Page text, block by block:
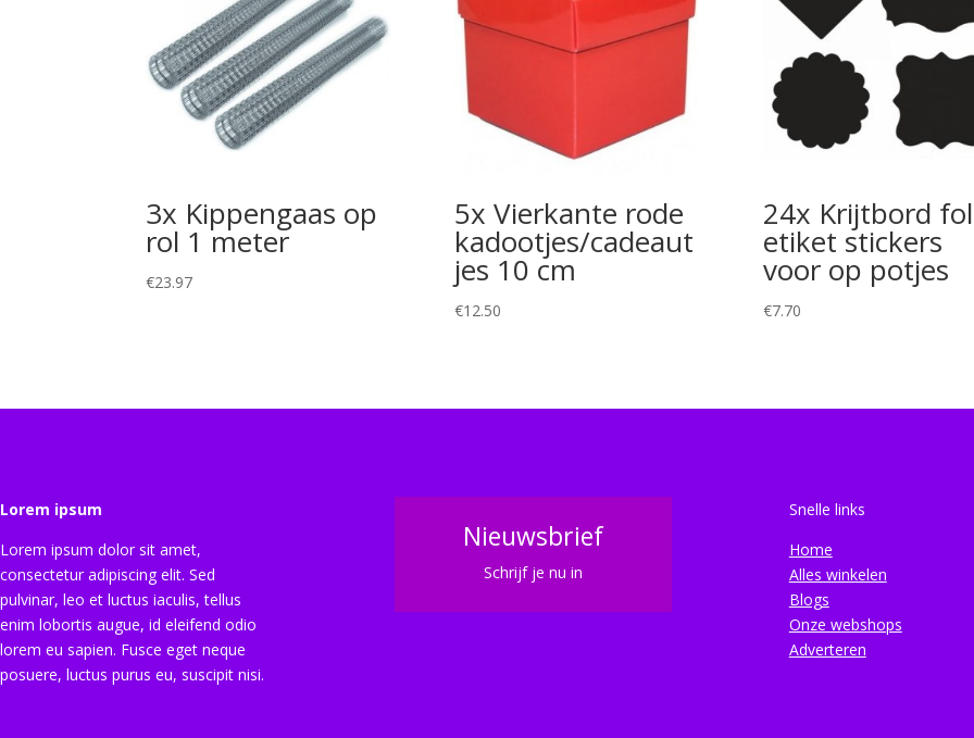
3x Kippengaas op
rol 1 meter
€23.97
5x Vierkante rode
kadootjes/cadeaut
jes 10 cm
€12.50
24x Krijtbord
etiket stickers
voor op potjes
€7.70
Lorem ipsum
Lorem ipsum dolor sit amet,
consectetur adipiscing elit. Sed
pulvinar, leo et luctus iaculis, tellus
enim lobortis augue, id eleifend odio
lorem eu sapien. Fusce eget neque
posuere, luctus purus eu, suscipit nisi.
Nieuwsbrief
Schrijf je nu in
Snelle links
Home
Alles winkelen
Blogs
Onze webshops
Adverteren